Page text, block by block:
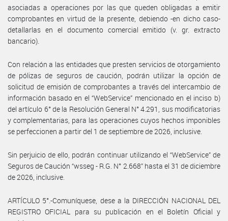
asociadas a operaciones por las que queden obligadas a emitir
comprobantes en virtud de la presente, debiendo -en dicho caso-
detallarlas en el documento comercial emitido (v. gr. extracto
bancario).
Con relación a las entidades que presten servicios de otorgamiento
de pólizas de seguros de caución, podrán utilizar la opción de
solicitud de emisión de comprobantes a través del intercambio de
información basado en el “WebService” mencionado en el inciso b)
del artículo 6° de la Resolución General N° 4.291, sus modificatorias
y complementarias, para las operaciones cuyos hechos imponibles
se perfeccionen a partir del 1 de septiembre de 2026, inclusive.
Sin perjuicio de ello, podrán continuar utilizando el “WebService” de
Seguros de Caución “wsseg - R.G. N° 2.668” hasta el 31 de diciembre
de 2026, inclusive.
ARTÍCULO 5°.-Comuníquese, dese a la DIRECCIÓN NACIONAL DEL
REGISTRO OFICIAL para su publicación en el Boletín Oficial y